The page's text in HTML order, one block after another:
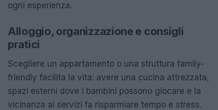
ogni esperienza.
Alloggio, organizzazione e consigli
pratici
Scegliere un appartamento o una struttura family-
friendly facilita la vita: avere una cucina attrezzata,
spazi esterni dove i bambini possono giocare e la
vicinanza ai servizi fa risparmiare tempo e stress.